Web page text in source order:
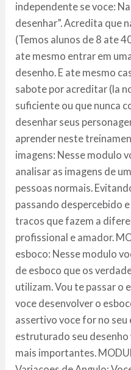
independente se voce:
desenhar”. Acredita que
(Temos alunos de 8 ate
ate mesmo entrar em
desenho. E ate mesmo
sabote por acreditar (la
suficiente ou que nunca
desenhar seus
aprender neste
imagens: Nesse modulo
analisar as imagens de
pessoas normais.
passando despercebido
tracos que fazem a
profissional e amador.
esboco: Nesse modulo
de esboco que os
utilizam. Vou te passar o
voce desenvolver o
assertivo voce for no seu
estruturado seu desenho
mais importantes.